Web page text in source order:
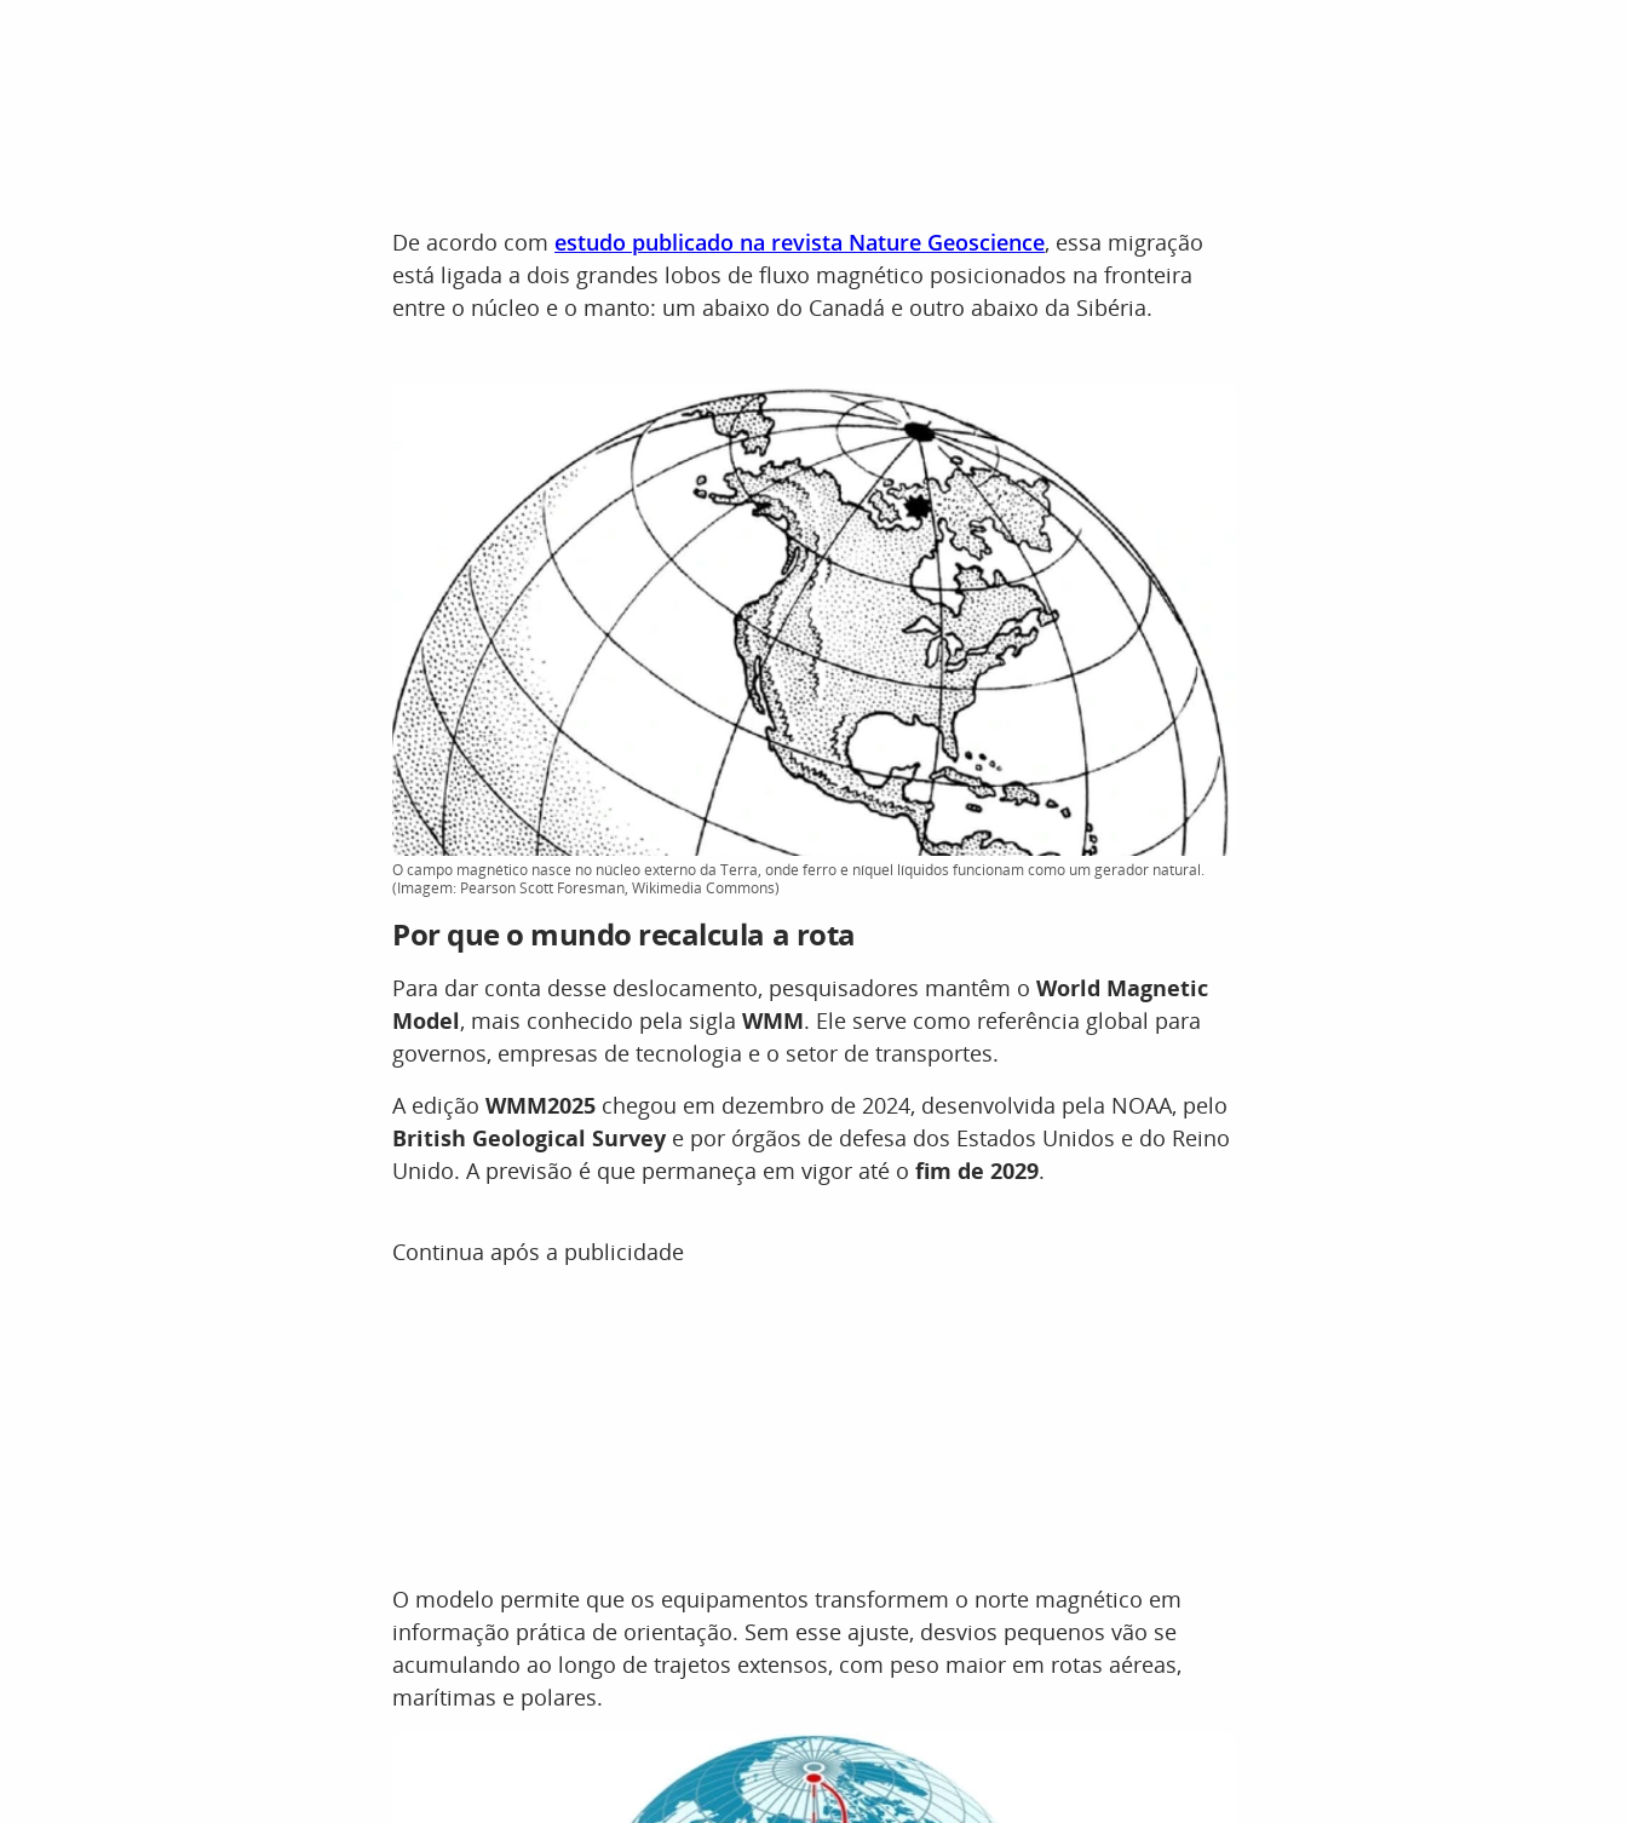
De acordo com estudo publicado na revista Nature Geoscience, essa migração
está ligada a dois grandes lobos de fluxo magnético posicionados na fronteira
entre o núcleo e o manto: um abaixo do Canadá e outro abaixo da Sibéria.
O campo magnético nasce no núcleo externo da Terra, onde ferro e níquel líquidos funcionam como um gerador natural.
(Imagem: Pearson Scott Foresman, Wikimedia Commons)
Por que o mundo recalcula a rota
Para dar conta desse deslocamento, pesquisadores mantêm o World Magnetic
Model, mais conhecido pela sigla WMM. Ele serve como referência global para
governos, empresas de tecnologia e o setor de transportes.
A edição WMM2025 chegou em dezembro de 2024, desenvolvida pela NOAA, pelo
British Geological Survey e por órgãos de defesa dos Estados Unidos e do Reino
Unido. A previsão é que permaneça em vigor até o fim de 2029.
Continua após a publicidade
O modelo permite que os equipamentos transformem o norte magnético em
informação prática de orientação. Sem esse ajuste, desvios pequenos vão se
acumulando ao longo de trajetos extensos, com peso maior em rotas aéreas,
marítimas e polares.